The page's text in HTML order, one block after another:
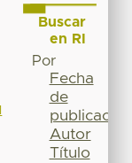
Buscar
en RI
Por
Fecha
de
publicación
Autor
Título